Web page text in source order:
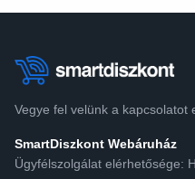
Vegye fel velünk a kapcsolatot
SmartDiszkont Webáruház
Ügyfélszolgálat elérhetősége: